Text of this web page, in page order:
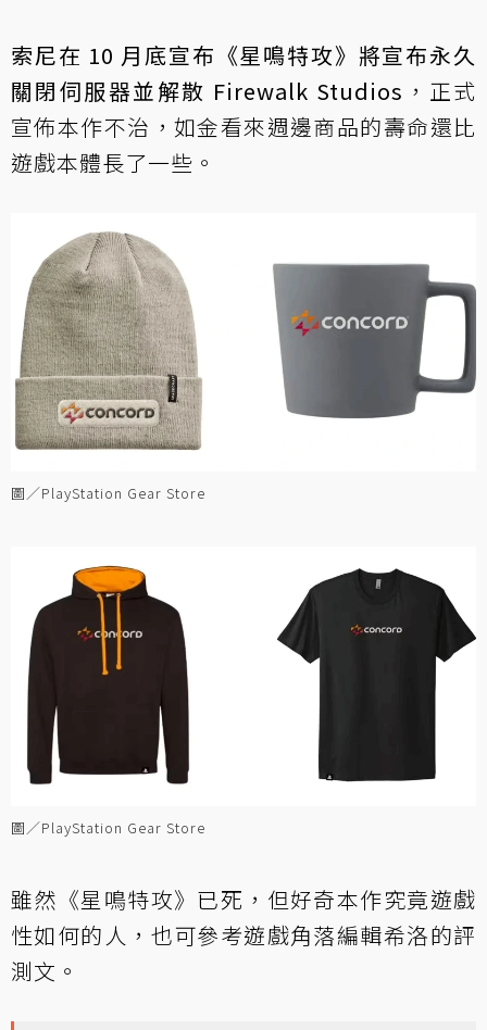
索尼在 10 月底宣布《星鳴特攻》將宣布永久
關閉伺服器並解散 Firewalk Studios ，正式
宣佈本作不治，如金看來週邊商品的壽命還比
遊戲本體長了一些。
圖／PlayStation Gear Store
圖／PlayStation Gear Store
雖然《星鳴特攻》已死，但好奇本作究竟遊戲
性如何的人，也可參考遊戲角落編輯希洛的評
測文。